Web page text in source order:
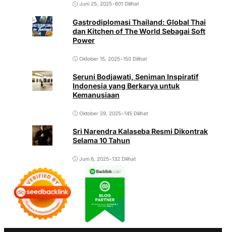
Juni 25, 2025•601 Dilihat
Gastrodiplomasi Thailand: Global Thai
dan Kitchen of The World Sebagai Soft
Power
Oktober 15, 2025•150 Dilihat
Seruni Bodjawati, Seniman Inspiratif
Indonesia yang Berkarya untuk
Kemanusiaan
Oktober 29, 2025•145 Dilihat
Sri Narendra Kalaseba Resmi Dikontrak
Selama 10 Tahun
Juni 6, 2025•132 Dilihat